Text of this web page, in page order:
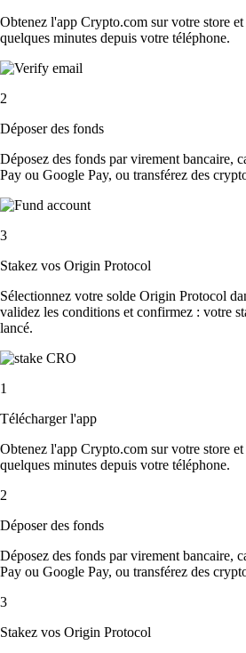
Obtenez l'app Crypto.com sur votre store
quelques minutes depuis votre téléphone.
2
Déposer des fonds
Déposez des fonds par virement bancaire,
Pay ou Google Pay, ou transférez des
3
Stakez vos Origin Protocol
Sélectionnez votre solde Origin Protocol
validez les conditions et confirmez : votre
lancé.
1
Télécharger l'app
Obtenez l'app Crypto.com sur votre store
quelques minutes depuis votre téléphone.
2
Déposer des fonds
Déposez des fonds par virement bancaire,
Pay ou Google Pay, ou transférez des
3
Stakez vos Origin Protocol